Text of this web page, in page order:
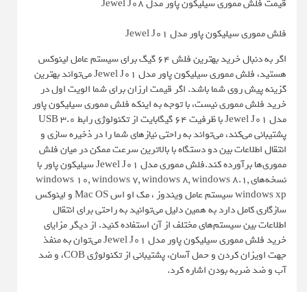
قیمت فلش مموری سیلیکون پاور مدل Jewel J08
فلش مموری سیلیکون پاور مدل Jewel J01
اگر به دنبال خرید بهترین فلش 64 گیگ برای سیستم عامل لینوکس
هستید، فلش مموری سیلیکون پاور مدل Jewel J01 می‌تواند بهترین
گزینه پیش روی شما باشد. اگر قیمت ارزان برای شما الویت اول در
خرید فلش مموری نیست، با توجه به اینکه فلش مموری سیلیکون پاور
مدل Jewel J01 با ظرفیت 64 گیگابایت از تکنولوژی رابط USB 3.0
پشتیبانی می‌کند، می‌تواند به راحتی نیازهای شما را در ذخیره سازی و
انتقال اطلاعات بین دو دستگاه با بالاترین سرعت ممکن در میان فلش
مموری‌ها برآورده کند.فلش مموری مدل Jewel J01 سیلیکون پاور با
نسخه‌های windows 10, windows 7, windows 8, windows 8.1,
windows xp سیستم عامل ویندوز ، مک او اس Mac OS و لینوکس
سازگاری کامل دارد به همین دلیل می‌توانید به راحتی برای انتقال
اطلاعات بین سیستم‌های مختلف از آن استفاده کنید. از دیگر مزایای
خرید فلش مموری سیلیکون پاور مدل Jewel J01 می‌توان به منفذ
جهت اویزان کردن و حمل آسان، پشتیبانی از تکنولوژی COB، و ضد
آب و ضد ضربه بودن اشاره کرد.